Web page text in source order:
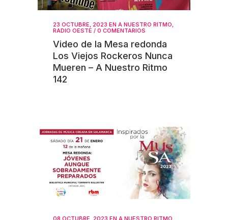
23 OCTUBRE, 2023 EN A NUESTRO RITMO
RADIO OESTE / 0 COMENTARIOS
Video de la Mesa redonda
Los Viejos Rockeros Nunca
Mueren – A Nuestro Ritmo
142
08 OCTUBRE, 2023 EN A NUESTRO RITMO